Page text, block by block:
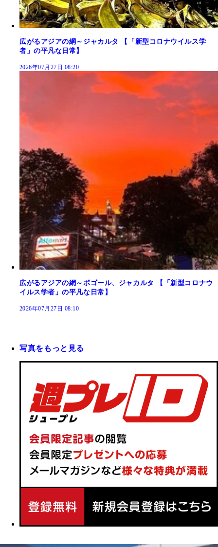
広がるアジアの網～ジャカルタ 【「新型コロナウイルス学
者」の平凡な日常】
2026年07月27日 08:20
広がるアジアの網～ボゴール、ジャカルタ 【「新型コロナウ
イルス学者」の平凡な日常】
2026年07月27日 08:10
写真をもっと見る